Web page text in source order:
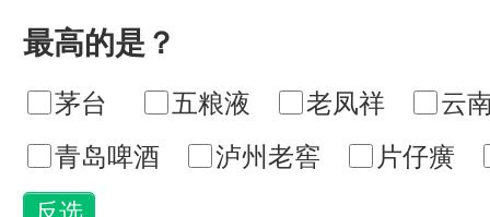
最高的是？
茅台 五粮液 老凤祥
云
青岛啤酒
泸州老窖 片仔癀